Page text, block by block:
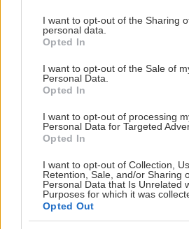
not limited to your visit or usage
grant or deny consent to Google and
use your data for below specified
consent section.
I want to opt-out of the Sharing
personal data.
Opted In
I want to opt-out of the Sale of
Personal Data.
Opted In
I want to opt-out of processing
Personal Data for Targeted
Opted In
I want to opt-out of Collection,
Retention, Sale, and/or Sharing
Personal Data that Is Unrelated
Purposes for which it was
Opted Out